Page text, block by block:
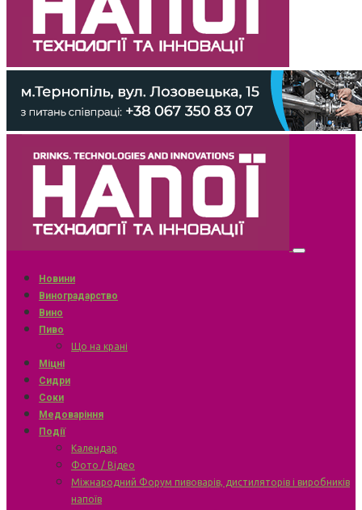
Новини
Виноградарство
Вино
Пиво
Що на крані
Міцні
Сидри
Соки
Медоваріння
Події
Календар
Фото / Відео
Міжнародний Форум пивоварів, дистиляторів і виробників
напоїв